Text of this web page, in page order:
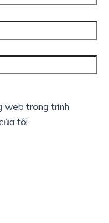
web trong trình
tôi.